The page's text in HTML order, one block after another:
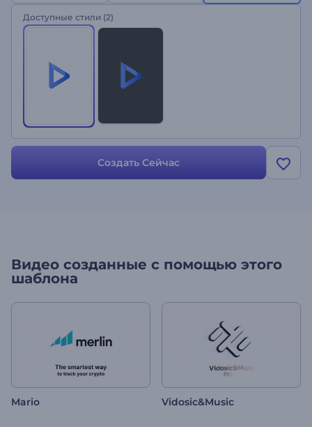
помощью серии конструктивных частиц. Идеально подходит
для представления компании, продвижения бренда,
Доступные стили (2)
Создать Сейчас
Видео созданные с помощью этого
шаблона
Mario Vidosic&Music